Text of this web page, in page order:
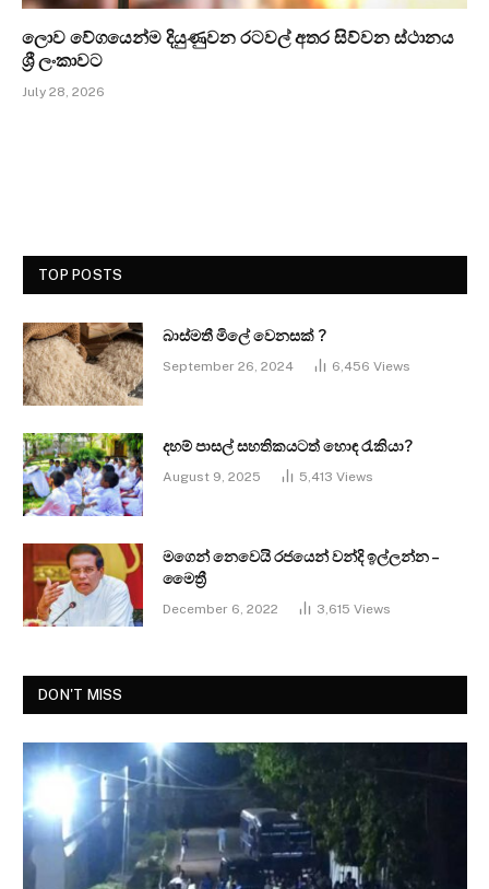
ලොව වේගයෙන්ම දියුණුවන රටවල් අතර සිව්වන ස්ථානය
ශ්‍රී ලංකාවට
July 28, 2026
TOP POSTS
බාස්මතී මිලේ වෙනසක් ?
September 26, 2024 6,456 Views
දහම් පාසල් සහතිකයටත් හොඳ රැකියා?
August 9, 2025 5,413 Views
මගෙන් නෙවෙයි රජයෙන් වන්දි ඉල්ලන්න –
මෛත්‍රී
December 6, 2022 3,615 Views
DON'T MISS